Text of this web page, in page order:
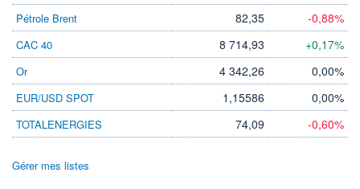
Pétrole Brent
82,35 -0,88%
CAC 40 8 714,93 +0,17%
Or 4 342,26 0,00%
EUR/USD SPOT 1,15586 0,00%
TOTALENERGIES 74,09 -0,60%
Gérer mes listes